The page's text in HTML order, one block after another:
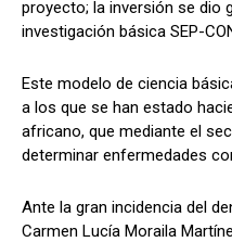
proyecto; la inversión se dio
investigación básica SEP-
Este modelo de ciencia
a los que se han estado
africano, que mediante el
determinar enfermedades
Ante la gran incidencia del
Carmen Lucía Moraila